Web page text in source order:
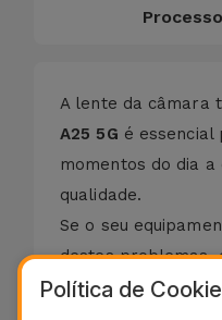
A lente da câmara
A25 5G é
momentos do dia a
qualidade.
Se o seu
destes problemas,
impurezas ou
Política de